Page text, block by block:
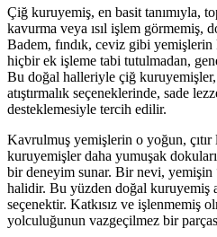
Çiğ kuruyemiş, en basit tanımıyla,
kavurma veya ısıl işlem görmemiş,
Badem, fındık, ceviz gibi yemişlerin
hiçbir ek işleme tabi tutulmadan,
Bu doğal halleriyle çiğ
atıştırmalık seçeneklerinde, sade
desteklemesiyle tercih edilir.
Kavrulmuş yemişlerin o yoğun, çıtır
kuruyemişler daha yumuşak
bir deneyim sunar. Bir nevi, yemişin
halidir. Bu yüzden doğal kuruyemiş
seçenektir. Katkısız ve işlenmemiş
yolculuğunun vazgeçilmez bir